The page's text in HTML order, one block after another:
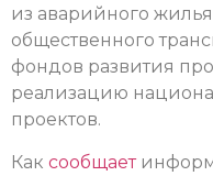
из аварийного
общественного
фондов развития
реализацию
проектов.
Как сообщает